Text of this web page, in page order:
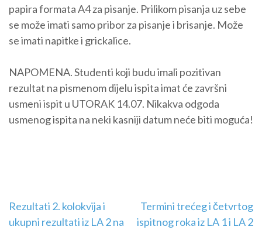
papira formata A4 za pisanje. Prilikom pisanja uz sebe
se može imati samo pribor za pisanje i brisanje. Može
se imati napitke i grickalice.
NAPOMENA. Studenti koji budu imali pozitivan
rezultat na pismenom dijelu ispita imat će završni
usmeni ispit u UTORAK 14.07. Nikakva odgoda
usmenog ispita na neki kasniji datum neće biti moguća!
Navigacija
Rezultati 2. kolokvija i
ukupni rezultati iz LA 2 na
Termini trećeg i četvrtog
ispitnog roka iz LA 1 i LA 2